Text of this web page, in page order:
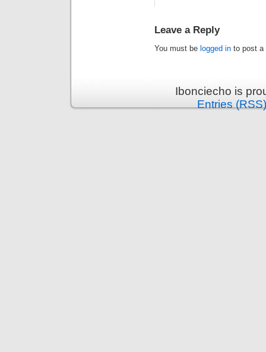
Leave a Reply
You must be logged in to post a
Ibonciecho is
Entries (RSS)